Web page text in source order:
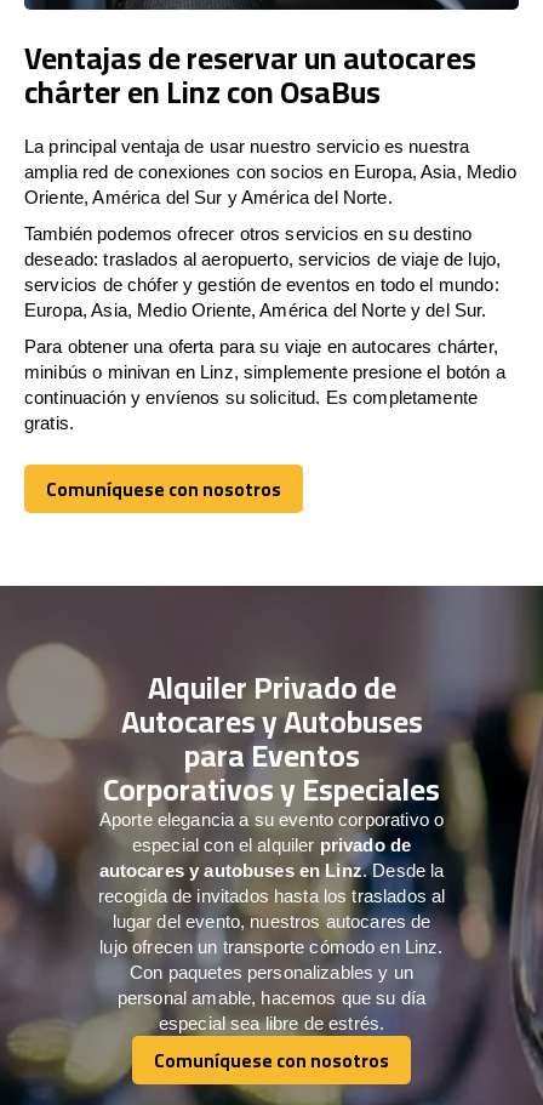
Ventajas de reservar un autocares
chárter en Linz con OsaBus
La principal ventaja de usar nuestro servicio es nuestra
amplia red de conexiones con socios en Europa, Asia, Medio
Oriente, América del Sur y América del Norte.
También podemos ofrecer otros servicios en su destino
deseado: traslados al aeropuerto, servicios de viaje de lujo,
servicios de chófer y gestión de eventos en todo el mundo:
Europa, Asia, Medio Oriente, América del Norte y del Sur.
Para obtener una oferta para su viaje en autocares chárter,
minibús o minivan en Linz, simplemente presione el botón a
continuación y envíenos su solicitud. Es completamente
gratis.
Comuníquese con nosotros
Comuníquese con nosotros
Alquiler Privado de
Autocares y Autobuses
para Eventos
Corporativos y Especiales
Aporte elegancia a su evento corporativo o
especial con el alquiler privado de
autocares y autobuses en Linz. Desde la
recogida de invitados hasta los traslados al
lugar del evento, nuestros autocares de
lujo ofrecen un transporte cómodo en Linz.
Con paquetes personalizables y un
personal amable, hacemos que su día
especial sea libre de estrés.
Comuníquese con nosotros
Comuníquese con nosotros